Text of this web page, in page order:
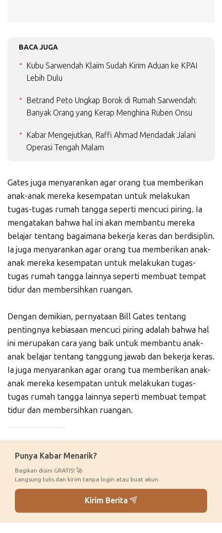
BACA JUGA
Kubu Sarwendah Klaim Sudah Kirim Aduan ke KPAI
Lebih Dulu
Betrand Peto Ungkap Borok di Rumah Sarwendah:
Banyak Orang yang Kerap Menghina Ruben Onsu
Kabar Mengejutkan, Raffi Ahmad Mendadak Jalani
Operasi Tengah Malam
Gates juga menyarankan agar orang tua memberikan
anak-anak mereka kesempatan untuk melakukan
tugas-tugas rumah tangga seperti mencuci piring. Ia
mengatakan bahwa hal ini akan membantu mereka
belajar tentang bagaimana bekerja keras dan berdisiplin.
Ia juga menyarankan agar orang tua memberikan anak-
anak mereka kesempatan untuk melakukan tugas-
tugas rumah tangga lainnya seperti membuat tempat
tidur dan membersihkan ruangan.
Dengan demikian, pernyataan Bill Gates tentang
pentingnya kebiasaan mencuci piring adalah bahwa hal
ini merupakan cara yang baik untuk membantu anak-
anak belajar tentang tanggung jawab dan bekerja keras.
Ia juga menyarankan agar orang tua memberikan anak-
anak mereka kesempatan untuk melakukan tugas-
tugas rumah tangga lainnya seperti membuat tempat
tidur dan membersihkan ruangan.
Punya Kabar Menarik?
Bagikan disini GRATIS! 🚀
Langsung tulis dan kirim tanpa login atau buat akun.
Kirim Berita